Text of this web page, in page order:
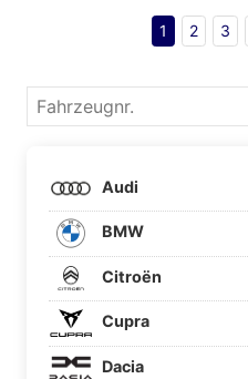
1 2 3
Fahrzeugnr.
Audi
BMW
Citroën
Cupra
Dacia